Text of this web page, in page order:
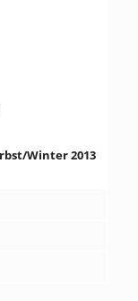
Winter 2013